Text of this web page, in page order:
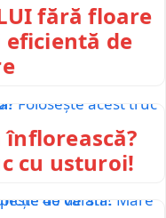
fără floare
eficientă de
înflorească?
cu usturoi!